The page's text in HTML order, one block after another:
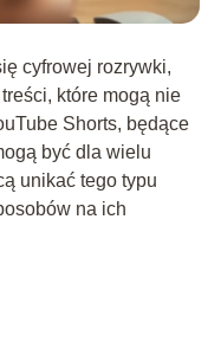
cyfrowej rozrywki,
które mogą nie
Shorts, będące
być dla wielu
unikać tego typu
na ich